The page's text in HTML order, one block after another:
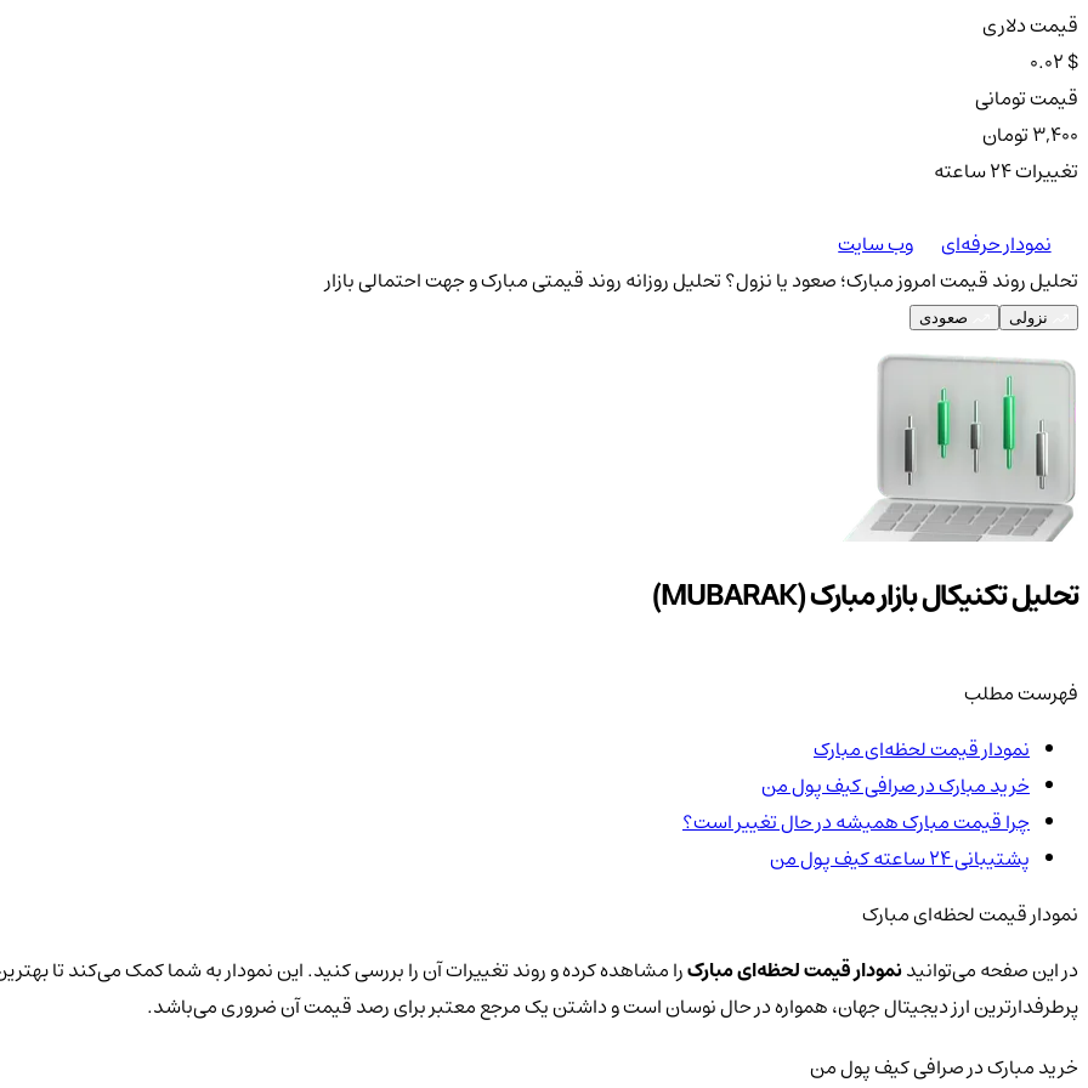
قیمت دلاری
0.02 $
قیمت تومانی
3,400 تومان
تغییرات ۲۴ ساعته
نمودار حرفه‌ای
وب سایت
تحلیل روند قیمت امروز مبارک؛ صعود یا نزول؟تحلیل روزانه روند قیمتی مبارک و جهت احتمالی بازار
نزولی صعودی
تحلیل تکنیکال بازار مبارک (MUBARAK)
فهرست مطلب
نمودار قیمت لحظه‌ای مبارک
خرید مبارک در صرافی کیف پول من
چرا قیمت مبارک همیشه در حال تغییر است؟
پشتیبانی ۲۴ ساعته کیف پول من
نمودار قیمت لحظه‌ای مبارک
در این صفحه می‌توانیدنمودار قیمت لحظه‌ای مبارکرا مشاهده کرده و روند تغییرات آن را بررسی کنید. این نمودار به شما کمک می‌کند تا
پرطرفدارترین ارز دیجیتال جهان، همواره در حال نوسان است و داشتن یک مرجع معتبر برای رصد قیمت آن ضروری می‌باشد.
خرید مبارک در صرافی کیف پول من